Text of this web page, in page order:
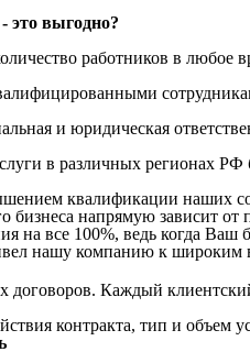
это выгодно?
работников в любое
и юридическая
в различных регионах РФ
квалификации наших
напрямую зависит от
на все 100%, ведь когда Ваш
нашу компанию к
Каждый
контракта, тип и объем